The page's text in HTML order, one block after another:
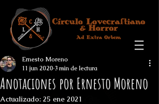
Anotaciones por Ernesto Moreno
Ernesto Moreno
11 jun 2020 3 min de lectura
Actualizado: 25 ene 2021